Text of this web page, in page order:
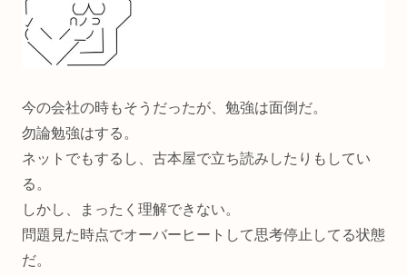
今の会社の時もそうだったが、勉強は面倒だ。
勿論勉強はする。
ネットでもするし、古本屋で立ち読みしたりもしてい
る。
しかし、まったく理解できない。
問題見た時点でオーバーヒートして思考停止してる状態
だ。